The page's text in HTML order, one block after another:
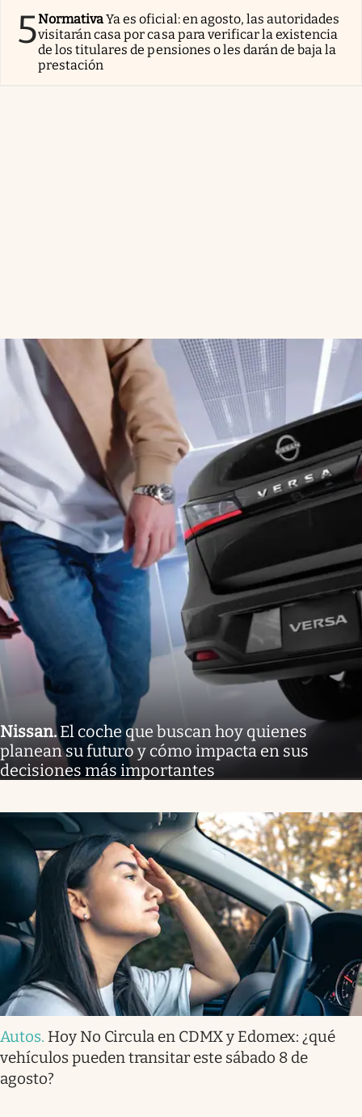
5NormativaYa es oficial: en agosto, las autoridades
visitarán casa por casa para verificar la existencia
de los titulares de pensiones o les darán de baja la
prestación
Nissan.El coche que buscan hoy quienes
planean su futuro y cómo impacta en sus
decisiones más importantes
Autos. Hoy No Circula en CDMX y Edomex: ¿qué
vehículos pueden transitar este sábado 8 de
agosto?